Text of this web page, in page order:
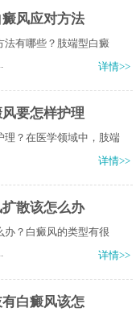
风应对方法
法有哪些？肢端型白癜
详情>>
要怎样护理
理？在医学领域中，肢端
详情>>
散该怎么办
办？白癜风的类型有很
详情>>
白癜风该怎